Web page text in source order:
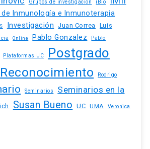
Grupos de investigacion iBio
Inmunología e Inmunoterapia
Investigación Juan Correa
Luis
Online Pablo Gonzalez Pablo
Plataformas UC Postgrado
Reconocimiento Rodrigo
Seminarios
Seminarios en la
Susan Bueno UC UMA
Veronica